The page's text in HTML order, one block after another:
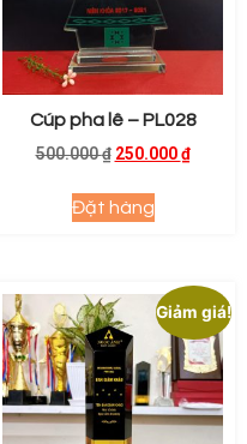
Cúp pha lê – PL028
500.000₫ 250.000₫
Đặt hàng
Giảm giá!